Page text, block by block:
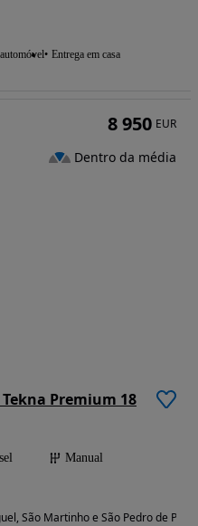
Entrega em casa
Premium 18
Manual
São Martinho e São Pedro de
8 950 EUR
Dentro da média